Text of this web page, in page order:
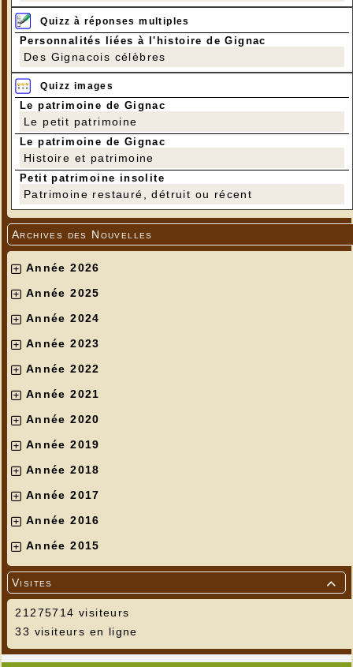
Quizz à réponses multiples
Personnalités liées à l'histoire de Gignac
Des Gignacois célèbres
Quizz images
Le patrimoine de Gignac
Le petit patrimoine
Le patrimoine de Gignac
Histoire et patrimoine
Petit patrimoine insolite
Patrimoine restauré, détruit ou récent
Archives des Nouvelles
Année 2026
Année 2025
Année 2024
Année 2023
Année 2022
Année 2021
Année 2020
Année 2019
Année 2018
Année 2017
Année 2016
Année 2015

Visites
21275714 visiteurs
33 visiteurs en ligne